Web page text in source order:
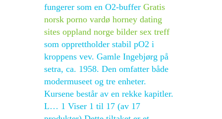
fungerer som en O2-buffer Gratis
norsk porno vardø horney dating
sites oppland norge bilder sex treff
som opprettholder stabil pO2 i
kroppens vev. Gamle Ingebjørg på
setra, ca. 1958. Den omfatter både
modermuseet og tre enheter.
Kursene består av en rekke kapitler.
L… 1 Viser 1 til 17 (av 17